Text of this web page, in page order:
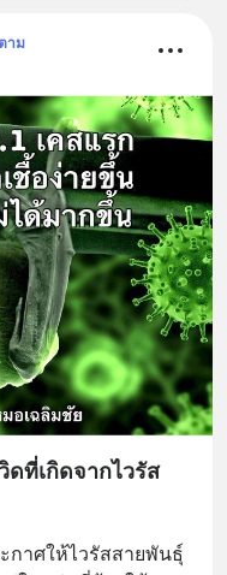
าม
ที่เกิดจากไวรัส
กาศให้ไวรัสสายพันธุ์